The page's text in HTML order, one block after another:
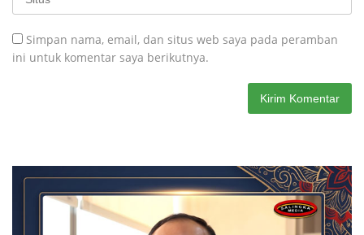
Simpan nama, email, dan situs web saya pada peramban
ini untuk komentar saya berikutnya.